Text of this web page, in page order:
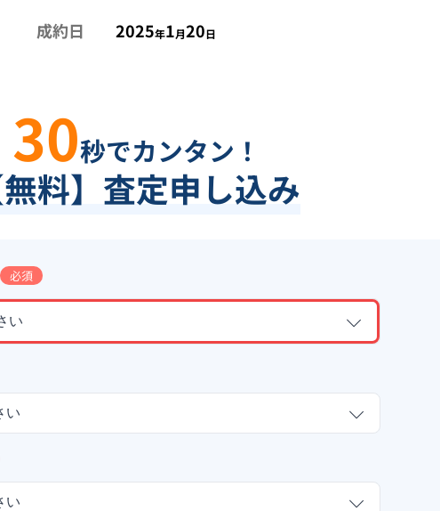
成約日 2025年1月20日
30秒でカンタン！
無料】査定申し込み
必須
い
い
い